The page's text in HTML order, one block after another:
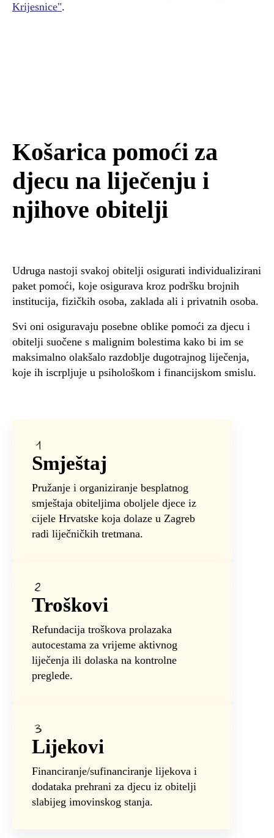
Krijesnice".
Košarica pomoći za
djecu na liječenju i
njihove obitelji
Udruga nastoji svakoj obitelji osigurati individualizirani
paket pomoći, koje osigurava kroz podršku brojnih
institucija, fizičkih osoba, zaklada ali i privatnih osoba.
Svi oni osiguravaju posebne oblike pomoći za djecu i
obitelji suočene s malignim bolestima kako bi im se
maksimalno olakšalo razdoblje dugotrajnog liječenja,
koje ih iscrpljuje u psihološkom i financijskom smislu.
Smještaj
Pružanje i organiziranje besplatnog
smještaja obiteljima oboljele djece iz
cijele Hrvatske koja dolaze u Zagreb
radi liječničkih tretmana.
Troškovi
Refundacija troškova prolazaka
autocestama za vrijeme aktivnog
liječenja ili dolaska na kontrolne
preglede.
Lijekovi
Financiranje/sufinanciranje lijekova i
dodataka prehrani za djecu iz obitelji
slabijeg imovinskog stanja.